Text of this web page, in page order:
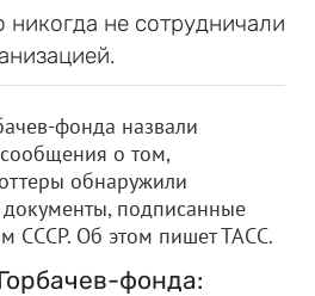
никогда не сотрудничали
фонда назвали
о том,
обнаружили
подписанные
СССР. Об этом пишет ТАСС.
фонда: